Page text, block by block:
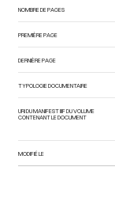
NOMBRE DE PAGES
PREMIÈRE PAGE
DERNIÈRE PAGE
TYPOLOGIE DOCUMENTAIRE
URI DU MANIFEST IIIF DU VOLUME
CONTENANT LE DOCUMENT
MODIFIÉ LE